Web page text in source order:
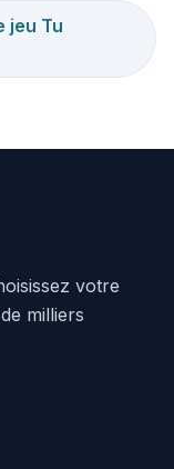
jeu Tu
votre
milliers